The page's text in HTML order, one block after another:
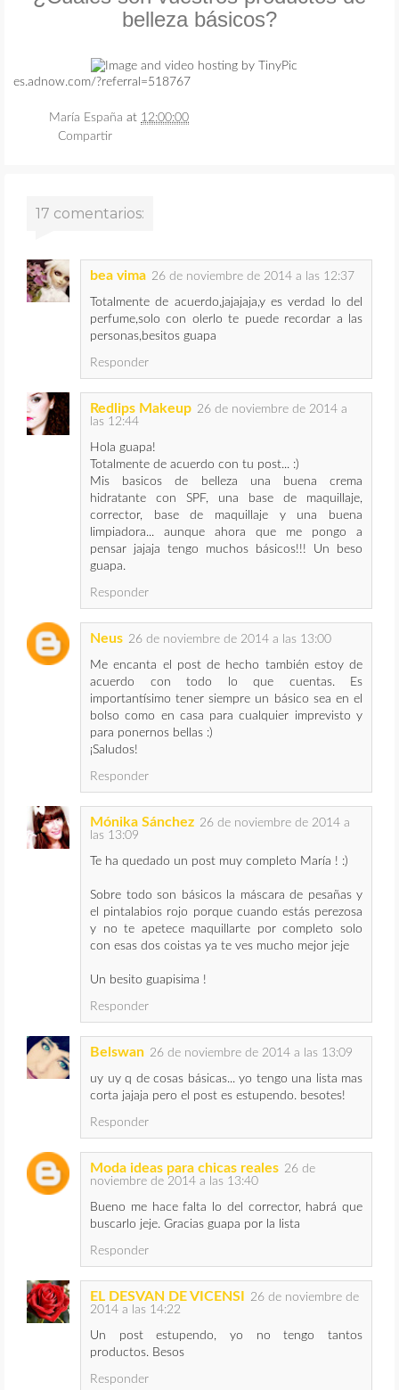
belleza básicos?
es.adnow.com/?referral=518767
María España at 12:00:00
Compartir
17 comentarios:
bea vima 26 de noviembre de 2014 a las 12:37
Totalmente de acuerdo,jajajaja,y es verdad lo del
perfume,solo con olerlo te puede recordar a las
personas,besitos guapa
Responder
Redlips Makeup 26 de noviembre de 2014 a
las 12:44
Hola guapa!
Totalmente de acuerdo con tu post... :)
Mis basicos de belleza una buena crema
hidratante con SPF, una base de maquillaje,
corrector, base de maquillaje y una buena
limpiadora... aunque ahora que me pongo a
pensar jajaja tengo muchos básicos!!! Un beso
guapa.
Responder
Neus 26 de noviembre de 2014 a las 13:00
Me encanta el post de hecho también estoy de
acuerdo con todo lo que cuentas. Es
importantísimo tener siempre un básico sea en el
bolso como en casa para cualquier imprevisto y
para ponernos bellas :)
¡Saludos!
Responder
Mónika Sánchez 26 de noviembre de 2014 a
las 13:09
Te ha quedado un post muy completo María ! :)
Sobre todo son básicos la máscara de pesañas y
el pintalabios rojo porque cuando estás perezosa
y no te apetece maquillarte por completo solo
con esas dos coistas ya te ves mucho mejor jeje
Un besito guapisima !
Responder
Belswan 26 de noviembre de 2014 a las 13:09
uy uy q de cosas básicas... yo tengo una lista mas
corta jajaja pero el post es estupendo. besotes!
Responder
Moda ideas para chicas reales 26 de
noviembre de 2014 a las 13:40
Bueno me hace falta lo del corrector, habrá que
buscarlo jeje. Gracias guapa por la lista
Responder
EL DESVAN DE VICENSI 26 de noviembre de
2014 a las 14:22
Un post estupendo, yo no tengo tantos
productos. Besos
Responder